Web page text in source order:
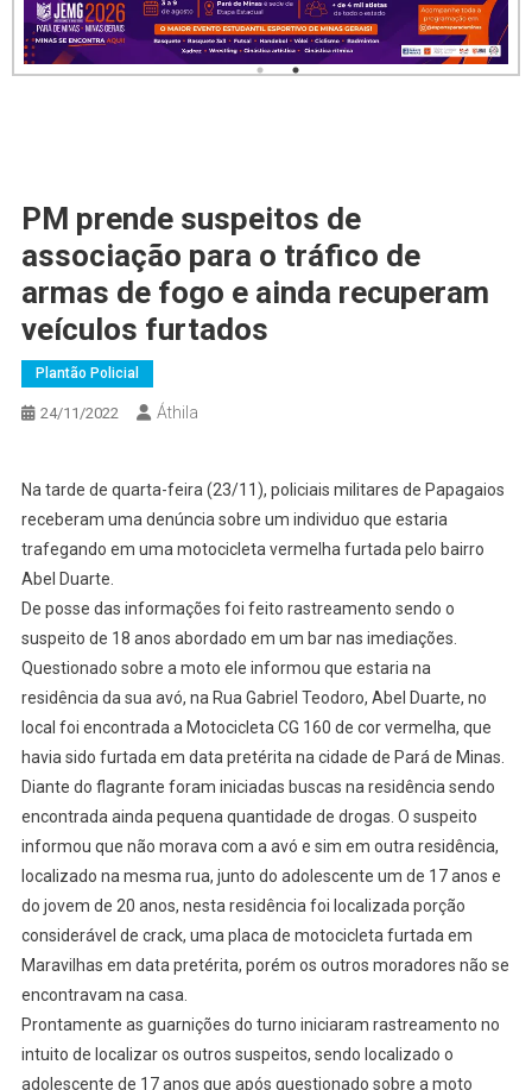
PM prende suspeitos de
associação para o tráfico de
armas de fogo e ainda recuperam
veículos furtados
Plantão Policial
24/11/2022 Áthila
Na tarde de quarta-feira (23/11), policiais militares de Papagaios
receberam uma denúncia sobre um individuo que estaria
trafegando em uma motocicleta vermelha furtada pelo bairro
Abel Duarte.
De posse das informações foi feito rastreamento sendo o
suspeito de 18 anos abordado em um bar nas imediações.
Questionado sobre a moto ele informou que estaria na
residência da sua avó, na Rua Gabriel Teodoro, Abel Duarte, no
local foi encontrada a Motocicleta CG 160 de cor vermelha, que
havia sido furtada em data pretérita na cidade de Pará de Minas.
Diante do flagrante foram iniciadas buscas na residência sendo
encontrada ainda pequena quantidade de drogas. O suspeito
informou que não morava com a avó e sim em outra residência,
localizado na mesma rua, junto do adolescente um de 17 anos e
do jovem de 20 anos, nesta residência foi localizada porção
considerável de crack, uma placa de motocicleta furtada em
Maravilhas em data pretérita, porém os outros moradores não se
encontravam na casa.
Prontamente as guarnições do turno iniciaram rastreamento no
intuito de localizar os outros suspeitos, sendo localizado o
adolescente de 17 anos que após questionado sobre a moto